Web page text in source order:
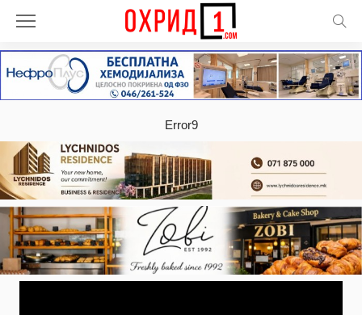
Error9